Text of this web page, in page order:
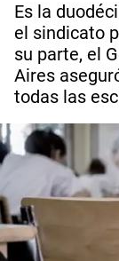
Es la
el sindicato
su parte, el
Aires
todas las